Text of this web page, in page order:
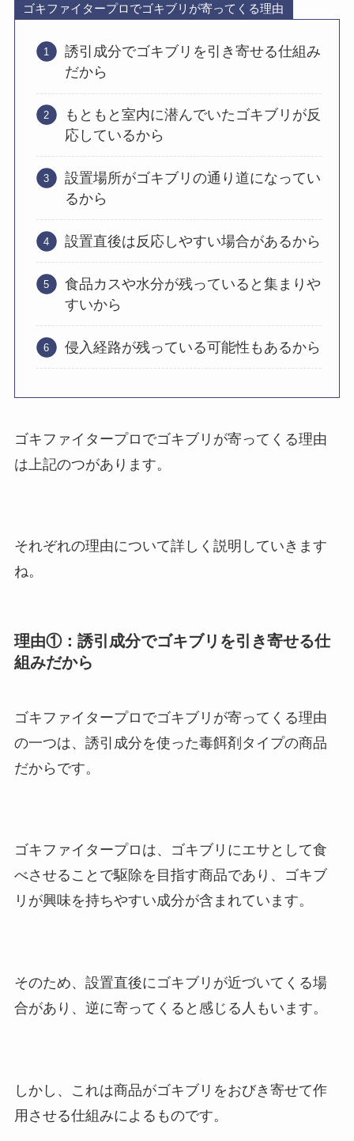
ゴキファイタープロでゴキブリが寄ってくる理由
誘引成分でゴキブリを引き寄せる仕組み
だから
もともと室内に潜んでいたゴキブリが反
応しているから
設置場所がゴキブリの通り道になってい
るから
設置直後は反応しやすい場合があるから
食品カスや水分が残っていると集まりや
すいから
侵入経路が残っている可能性もあるから
ゴキファイタープロでゴキブリが寄ってくる理由
は上記のつがあります。
それぞれの理由について詳しく説明していきます
ね。
理由①：誘引成分でゴキブリを引き寄せる仕
組みだから
ゴキファイタープロでゴキブリが寄ってくる理由
の一つは、誘引成分を使った毒餌剤タイプの商品
だからです。
ゴキファイタープロは、ゴキブリにエサとして食
べさせることで駆除を目指す商品であり、ゴキブ
リが興味を持ちやすい成分が含まれています。
そのため、設置直後にゴキブリが近づいてくる場
合があり、逆に寄ってくると感じる人もいます。
しかし、これは商品がゴキブリをおびき寄せて作
用させる仕組みによるものです。